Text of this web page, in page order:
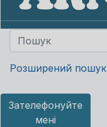
Розширений пошук
Зателефонуйте
мені